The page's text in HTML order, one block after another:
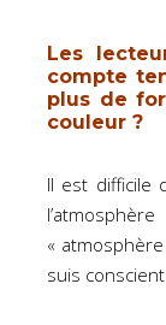
Les
compte
plus de
couleur ?
Il est difficile
«
suis